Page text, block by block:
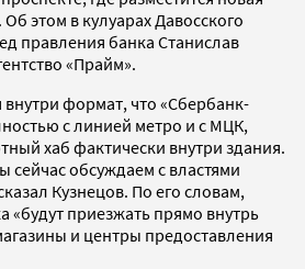
этом в кулуарах Давосского
правления банка Станислав
«Прайм».
формат, что «Сбербанк-
с линией метро и с МЦК,
хаб фактически внутри здания.
сейчас обсуждаем с властями
Кузнецов. По его словам,
«будут приезжать прямо внутрь
и центры предоставления